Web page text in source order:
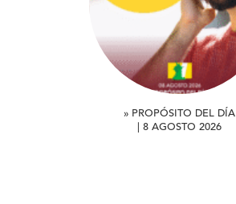
» PROPÓSITO DEL DÍA
| 8 AGOSTO 2026